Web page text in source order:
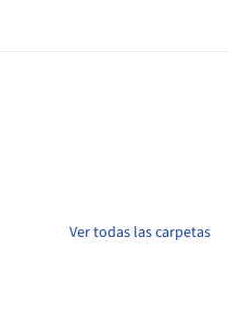
Ver todas las carpetas